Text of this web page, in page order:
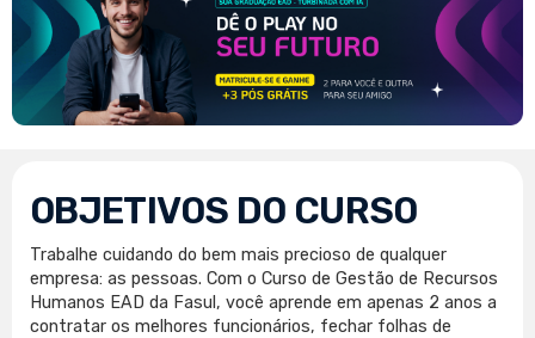
OBJETIVOS DO CURSO
Trabalhe cuidando do bem mais precioso de qualquer
empresa: as pessoas. Com o Curso de Gestão de Recursos
Humanos EAD da Fasul, você aprende em apenas 2 anos a
contratar os melhores funcionários, fechar folhas de